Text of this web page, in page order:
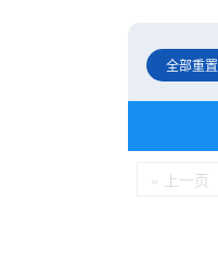
全部重置
« 上一页